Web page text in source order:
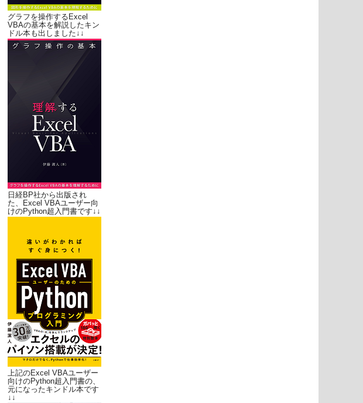
グラフを操作するExcel
VBAの基本を解説したキン
ドル本も出しました↓↓
日経BP社から出版され
た、Excel VBAユーザー向
けのPython超入門書です↓↓
上記のExcel VBAユーザー
向けのPython超入門書の、
元になったキンドル本です
↓↓